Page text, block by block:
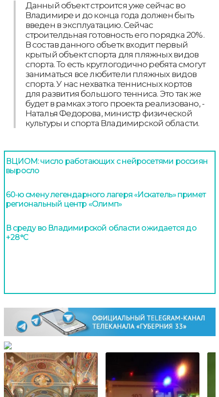
Данный объект строится уже сейчас во
Владимире и до конца года должен быть
введен в эксплуатацию. Сейчас
строителдьная готовность его порядка 20%.
В состав данного объетк входит первый
крытый объект спорта для пляжных видов
спорта. То есть круглогодично ребята смогут
заниматься все любители пляжных видов
спорта. У нас нехватка теннисных кортов
для развития большого тенниса. Это так же
будет в рамках этого проекта реализовано, -
Наталья Федорова, министр физической
культуры и спорта Владимирской области.
ВЦИОМ: число работающих с нейросетями россиян
выросло
60‑ю смену легендарного лагеря «Искатель» примет
региональный центр «Олимп»
В среду во Владимирской области ожидается до
+28°С